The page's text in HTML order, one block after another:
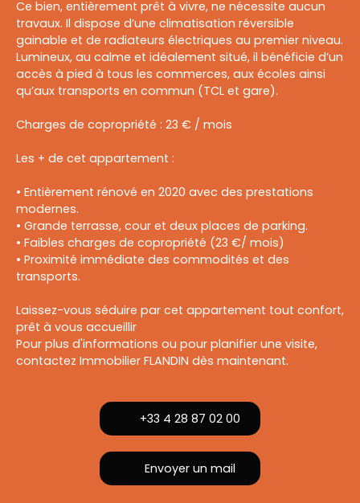
Ce bien, entièrement prêt à vivre, ne nécessite aucun
travaux. Il dispose d’une climatisation réversible
gainable et de radiateurs électriques au premier niveau.
Lumineux, au calme et idéalement situé, il bénéficie d’un
accès à pied à tous les commerces, aux écoles ainsi
qu’aux transports en commun (TCL et gare).
Charges de copropriété : 23 € / mois
Les + de cet appartement :
• Entièrement rénové en 2020 avec des prestations
modernes.
• Grande terrasse, cour et deux places de parking.
• Faibles charges de copropriété (23 €/ mois)
• Proximité immédiate des commodités et des
transports.
Laissez-vous séduire par cet appartement tout confort,
prêt à vous accueillir
Pour plus d'informations ou pour planifier une visite,
contactez Immobilier FLANDIN dès maintenant.
+33 4 28 87 02 00
Envoyer un mail